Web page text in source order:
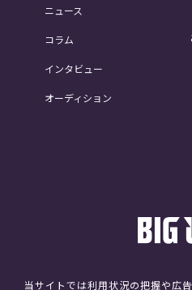
ニュース
コラム
インタビュー
オーディション
当サイトでは利用状況の把握や広